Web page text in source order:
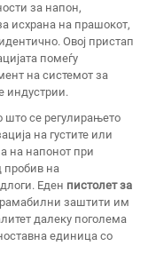
за напон,
исхрана на прашокот,
Овој пристап
помеѓу
на системот за
индустрии.
што се регулирањето
на густите или
на напонот при
пробив на
Еден пистолет за
заштити им
далеку поголема
единица со